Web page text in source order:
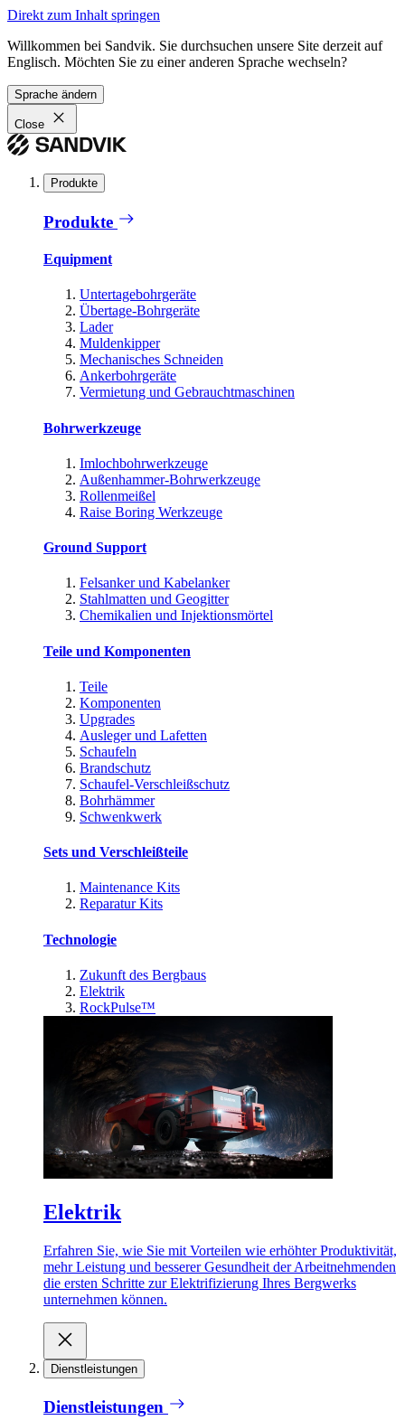
Direkt zum Inhalt springen
Willkommen bei Sandvik. Sie durchsuchen unsere Site derzeit auf
Englisch. Möchten Sie zu einer anderen Sprache wechseln?
Sprache ändern
Close
Produkte
Produkte
Equipment
Untertagebohrgeräte
Übertage-Bohrgeräte
Lader
Muldenkipper
Mechanisches Schneiden
Ankerbohrgeräte
Vermietung und Gebrauchtmaschinen
Bohrwerkzeuge
Imlochbohrwerkzeuge
Außenhammer-Bohrwerkzeuge
Rollenmeißel
Raise Boring Werkzeuge
Ground Support
Felsanker und Kabelanker
Stahlmatten und Geogitter
Chemikalien und Injektionsmörtel
Teile und Komponenten
Teile
Komponenten
Upgrades
Ausleger und Lafetten
Schaufeln
Brandschutz
Schaufel-Verschleißschutz
Bohrhämmer
Schwenkwerk
Sets und Verschleißteile
Maintenance Kits
Reparatur Kits
Technologie
Zukunft des Bergbaus
Elektrik
RockPulse™
Elektrik
Erfahren Sie, wie Sie mit Vorteilen wie erhöhter Produktivität,
mehr Leistung und besserer Gesundheit der Arbeitnehmenden
die ersten Schritte zur Elektrifizierung Ihres Bergwerks
unternehmen können.
Dienstleistungen
Dienstleistungen